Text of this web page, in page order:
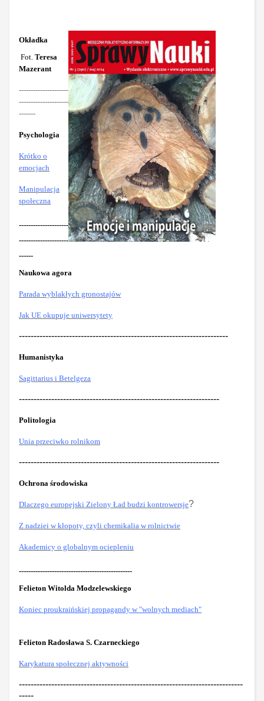
Okładka
Fot. Teresa
Mazerant
---------------------
---------------------
-------
Psychologia
Krótko o
emocjach
Manipulacja
społeczna
---------------------
---------------------
------
Naukowa agora
Parada wyblakłych gronostajów
Jak UE okupuje uniwersytety
-----------------------------------------------------------------------
Humanistyka
Sagittarius i Betelgeza
--------------------------------------------------------------------
Politologia
Unia przeciwko rolnikom
--------------------------------------------------------------------
Ochrona środowiska
Dlaczego europejski Zielony Ład budzi kontrowersje?
Z nadziei w kłopoty, czyli chemikalia w rolnictwie
Akademicy o globalnym ociepleniu
------------------------------------------------
Felieton Witolda Modzelewskiego
Koniec proukraińskiej propagandy w "wolnych mediach"
Felieton Radosława S. Czarneckiego
Karykatura społecznej aktywności
----------------------------------------------------------------------------
-----